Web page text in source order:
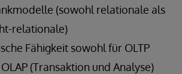
(sowohl relationale als
relationale)
Fähigkeit sowohl für OLTP
(Transaktion und Analyse)